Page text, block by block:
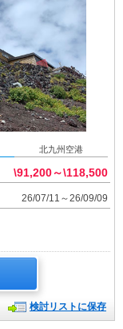
北九州空港
\91,200～\118,500
26/07/11～26/09/09
検討リストに保存